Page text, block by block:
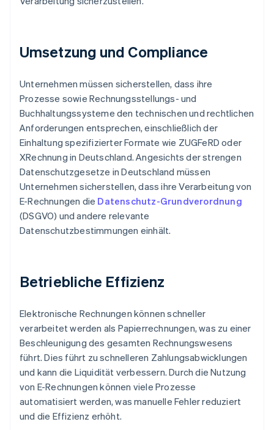
Umsetzung und Compliance
Unternehmen müssen sicherstellen, dass ihre
Prozesse sowie Rechnungsstellungs- und
Buchhaltungssysteme den technischen und rechtlichen
Anforderungen entsprechen, einschließlich der
Einhaltung spezifizierter Formate wie ZUGFeRD oder
XRechnung in Deutschland. Angesichts der strengen
Datenschutzgesetze in Deutschland müssen
Unternehmen sicherstellen, dass ihre Verarbeitung von
E-Rechnungen die Datenschutz-Grundverordnung
(DSGVO) und andere relevante
Datenschutzbestimmungen einhält.
Betriebliche Effizienz
Elektronische Rechnungen können schneller
verarbeitet werden als Papierrechnungen, was zu einer
Beschleunigung des gesamten Rechnungswesens
führt. Dies führt zu schnelleren Zahlungsabwicklungen
und kann die Liquidität verbessern. Durch die Nutzung
von E-Rechnungen können viele Prozesse
automatisiert werden, was manuelle Fehler reduziert
und die Effizienz erhöht.